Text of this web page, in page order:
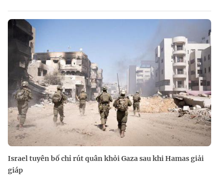
Israel tuyên bố chỉ rút quân khỏi Gaza sau khi Hamas giải
giáp